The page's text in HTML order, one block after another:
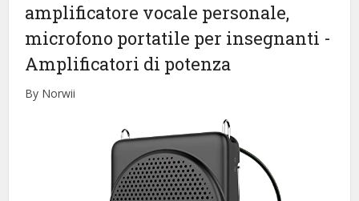
amplificatore vocale personale,
microfono portatile per insegnanti -
Amplificatori di potenza
By Norwii